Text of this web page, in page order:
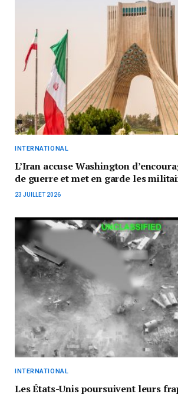
INTERNATIONAL
L’Iran accuse Washington
de guerre et met en garde les
23 JUILLET 2026
INTERNATIONAL
Les États-Unis poursuivent leurs